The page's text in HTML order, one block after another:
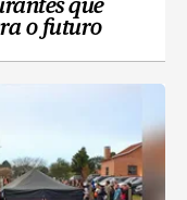
que
o futuro